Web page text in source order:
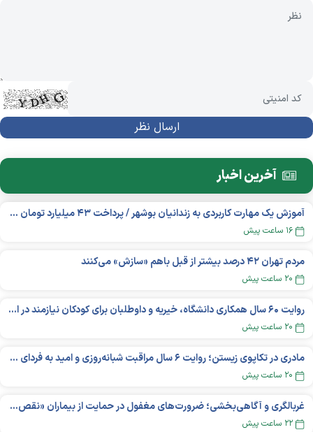
آخرین اخبار
آموزش یک مهارت کاربردی به زندانیان بوشهر / پرداخت ۴۳ میلیارد تومان تسهیلات خوداشتغالی
۱۶ ساعت پیش
مردم تهران ۴۲ درصد بیشتر از قبل باهم «سازش» می‌کنند
۲۰ ساعت پیش
روایت ۶۰ سال همکاری دانشگاه، خیریه و داوطلبان برای کودکان نیازمند در استرالیا
۲۰ ساعت پیش
مادری در تکاپوی زیستن؛ روایت ۶ سال مراقبت شبانه‌روزی و امید به فردای «نورا»
۲۰ ساعت پیش
غربالگری و آگاهی‌بخشی؛ ضرورت‌های مغفول در حمایت از بیماران «نقص ایمنی اولیه»
۲۲ ساعت پیش